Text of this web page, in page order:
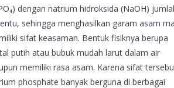
dengan natrium hidroksida (NaOH)
sehingga menghasilkan garam asam
sifat keasaman. Bentuk fisiknya berupa
putih atau bubuk mudah larut dalam air
memiliki rasa asam. Karena sifat
phosphate banyak berguna di berbagai